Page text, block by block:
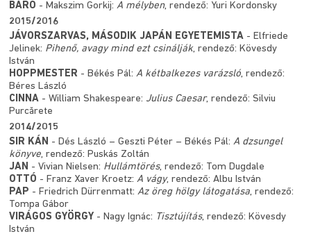
BÁRÓ - Makszim Gorkij:A mélyben, rendező: Yuri Kordonsky
2015/2016
JÁVORSZARVAS, MÁSODIK JAPÁN EGYETEMISTA - Elfriede
Jelinek: Pihenő, avagy mind ezt csinálják, rendező: Kövesdy
István
HOPPMESTER - Békés Pál:A kétbalkezes varázsló, rendező:
Béres László
CINNA - William Shakespeare: Julius Caesar, rendező: Silviu
Purcărete
2014/2015
SIR KÁN - Dés László – Geszti Péter – Békés Pál:A dzsungel
könyve, rendező: Puskás Zoltán
JAN - Vivian Nielsen: Hullámtörés, rendező: Tom Dugdale
OTTÓ - Franz Xaver Kroetz:A vágy, rendező: Albu István
PAP - Friedrich Dürrenmatt:Az öreg hölgy látogatása, rendező:
Tompa Gábor
VIRÁGOS GYÖRGY - Nagy Ignác: Tisztújítás, rendező: Kövesdy
István